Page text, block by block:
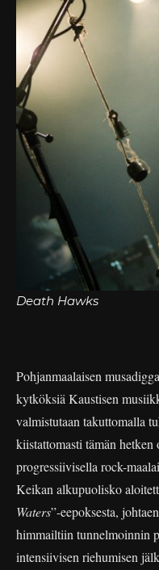
Death Hawks
Pohjanmaalaisen
kytköksiä Kaustisen
valmistutaan takuttomalla
kiistattomasti tämän
progressiivisella rock-
Keikan alkupuolisko
Waters”-eepoksesta,
himmailtiin tunnelmoinnin
intensiivisen riehumisen